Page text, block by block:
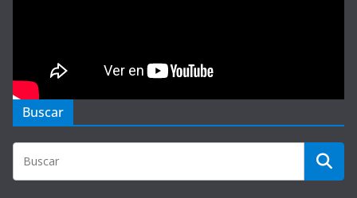
Buscar